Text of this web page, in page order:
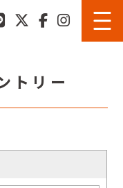
トリー